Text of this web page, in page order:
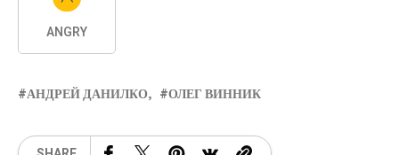
ANGRY
АНДРЕЙ ДАНИЛКО ОЛЕГ ВИННИК